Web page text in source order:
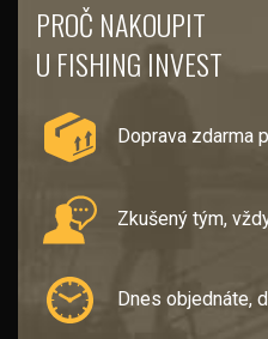
PROČ NAKOUPIT
U FISHING INVEST
Doprava zdarma
Zkušený tým,
Dnes objednáte,